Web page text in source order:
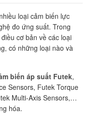
loại cảm biến lực
đo ứng suất. Trong
cơ bản về các loại
có những loại nào và
biến áp suất Futek,
Sensors, Futek Torque
Multi-Axis Sensors,…
hóa.